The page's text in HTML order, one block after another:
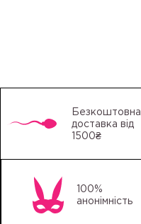
Безкоштовна
доставка від
1500₴
100%
анонімність